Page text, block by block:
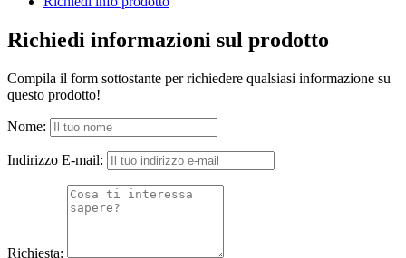
Richiedi informazioni sul prodotto
Compila il form sottostante per richiedere qualsiasi informazione su
questo prodotto!
Nome:
Indirizzo E-mail:
Richiesta: